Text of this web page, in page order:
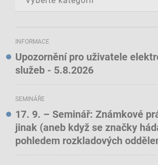
INFORMACE
Upozornění pro uživatele
služeb - 5.8.2026
SEMINÁŘE
17. 9. – Seminář: Známkové
jinak (aneb když se značky
pohledem rozkladových